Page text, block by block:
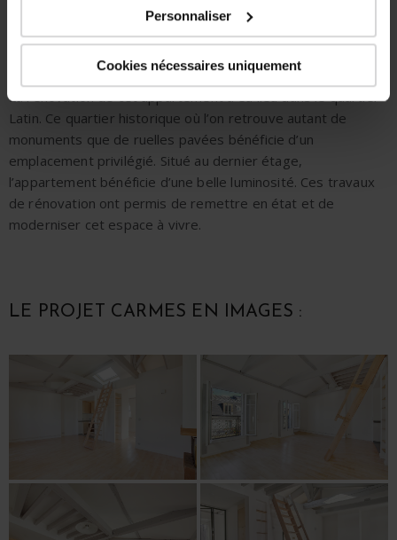
Personnaliser
Cookies nécessaires uniquement
plafond et une luminosité incroyable, notre intervention
consistait à effectuer lestravaux de rénovation d’unespace
Larénovation de cet appartementa eu lieu dans le quartier
Latin. Ce quartier historique où l’on retrouve autant de
monuments que de ruelles pavées bénéficie d’un
emplacement privilégié. Situé au dernier étage,
l’appartement bénéficie d’une belle luminosité. Ces travaux
de rénovation ont permis de remettre en état et de
moderniser cet espace à vivre.
LE PROJET CARMES EN IMAGES :